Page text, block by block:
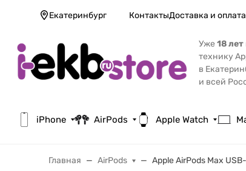
Екатеринбург КонтактыДоставка и оплата
Уже 18 лет
технику
в
и всей
iPhone AirPods Apple Watch
Главная AirPods Apple AirPods Max